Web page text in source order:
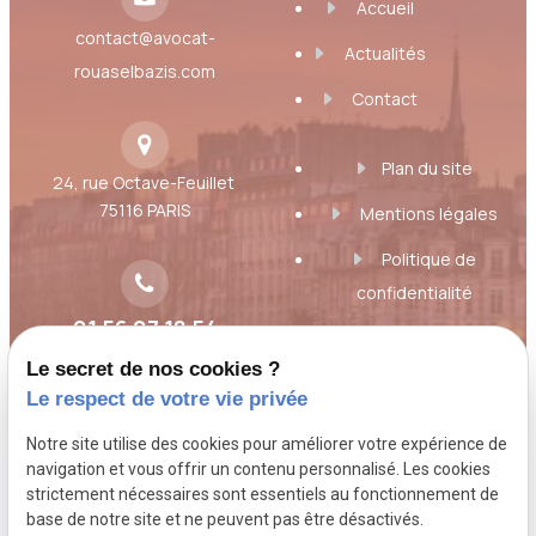
judiciaire, avec remise d’une convocation pour
une audience ultérieure.
À l’inverse, lorsque la personne
elle est remise en liberté à l’issue de la garde à vue.
Cela ne signifie pas nécessairement que la procédure
est terminée : des poursuites peuvent encore être
engagées ultérieurement.
Dans cette hypothèse, plusieurs orientations sont
il peut décider d’un classement sans suite ;il peut
décider qu’il convient que l’enquête se poursuive ;
il peut mettre en œuvre une mesure alternative
aux poursuites ;
il peut recourir à une procédure de composition
pénale ou à une autre procédure prévue par la loi
contact@avocat-
rouaselbazis.com
24, rue Octave-Feuillet
75116 PARIS
01 56 07 18 54
Accueil
Actualités
Contact
Plan du site
Mentions légales
Politique de
confidentialité
Gestion des cookies
A propos
Toujours à l'écoute des besoins et des
inquiétudes du client, Maître Florence Rouas,
Le secret de nos cookies ?
Le respect de votre vie privée
Notre site utilise des cookies pour améliorer votre expérience de
navigation et vous offrir un contenu personnalisé. Les cookies
strictement nécessaires sont essentiels au fonctionnement de
base de notre site et ne peuvent pas être désactivés.